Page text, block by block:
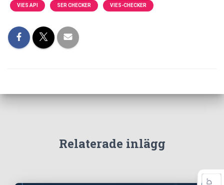
VIES API SER CHECKER VIES-CHECKER
Relaterade inlägg